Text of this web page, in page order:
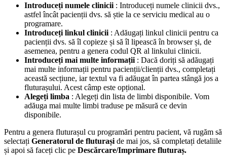
Introduceți numele clinicii : Introduceți numele clinicii dvs.,
astfel încât pacienții dvs. să știe la ce serviciu medical au o
programare.
Introduceți linkul clinicii : Adăugați linkul clinicii pentru ca
pacienții dvs. să îl copieze și să îl lipească în browser și, de
asemenea, pentru a genera codul QR al linkului clinicii.
Introduceți mai multe informații : Dacă doriți să adăugați
mai multe informații pentru pacienții/clienții dvs., completați
această secțiune, iar textul va fi adăugat în partea stângă jos a
fluturașului. Acest câmp este opțional.
Alegeți limba : Alegeți din lista de limbi disponibile. Vom
adăuga mai multe limbi traduse pe măsură ce devin
disponibile.
Pentru a genera fluturașul cu programări pentru pacient, vă rugăm să
selectați Generatorul de fluturași de mai jos, să completați detaliile
și apoi să faceți clic pe Descărcare/Imprimare fluturaș.